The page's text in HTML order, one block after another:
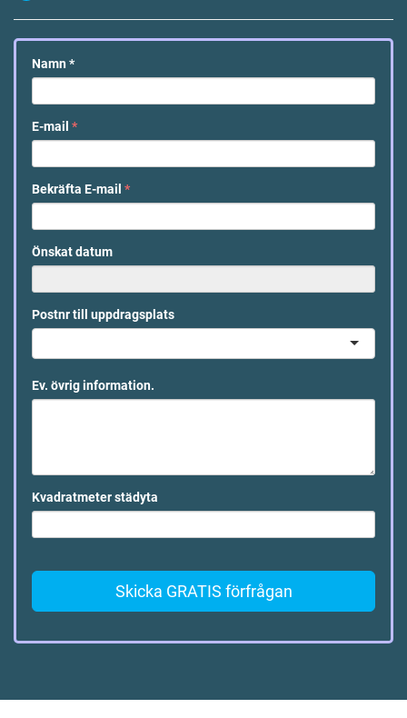
Namn *
E-mail *
Bekräfta E-mail *
Önskat datum
Postnr till uppdragsplats
Ev. övrig information.
Kvadratmeter städyta
Skicka GRATIS förfrågan